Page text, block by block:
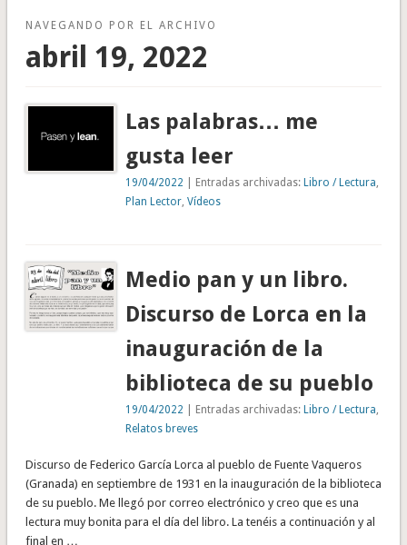
NAVEGANDO POR EL ARCHIVO
abril 19, 2022
Las palabras… me
gusta leer
19/04/2022 | Entradas archivadas:Libro / Lectura
Plan Lector ,Vídeos
Medio pan y un libro.
Discurso de Lorca en la
inauguración de la
biblioteca de su pueblo
19/04/2022 | Entradas archivadas:Libro / Lectura
Relatos breves
Discurso de Federico García Lorca al pueblo de Fuente Vaqueros
(Granada) en septiembre de 1931 en la inauguración de la biblioteca
de su pueblo. Me llegó por correo electrónico y creo que es una
lectura muy bonita para el día del libro. La tenéis a continuación y al
final en …